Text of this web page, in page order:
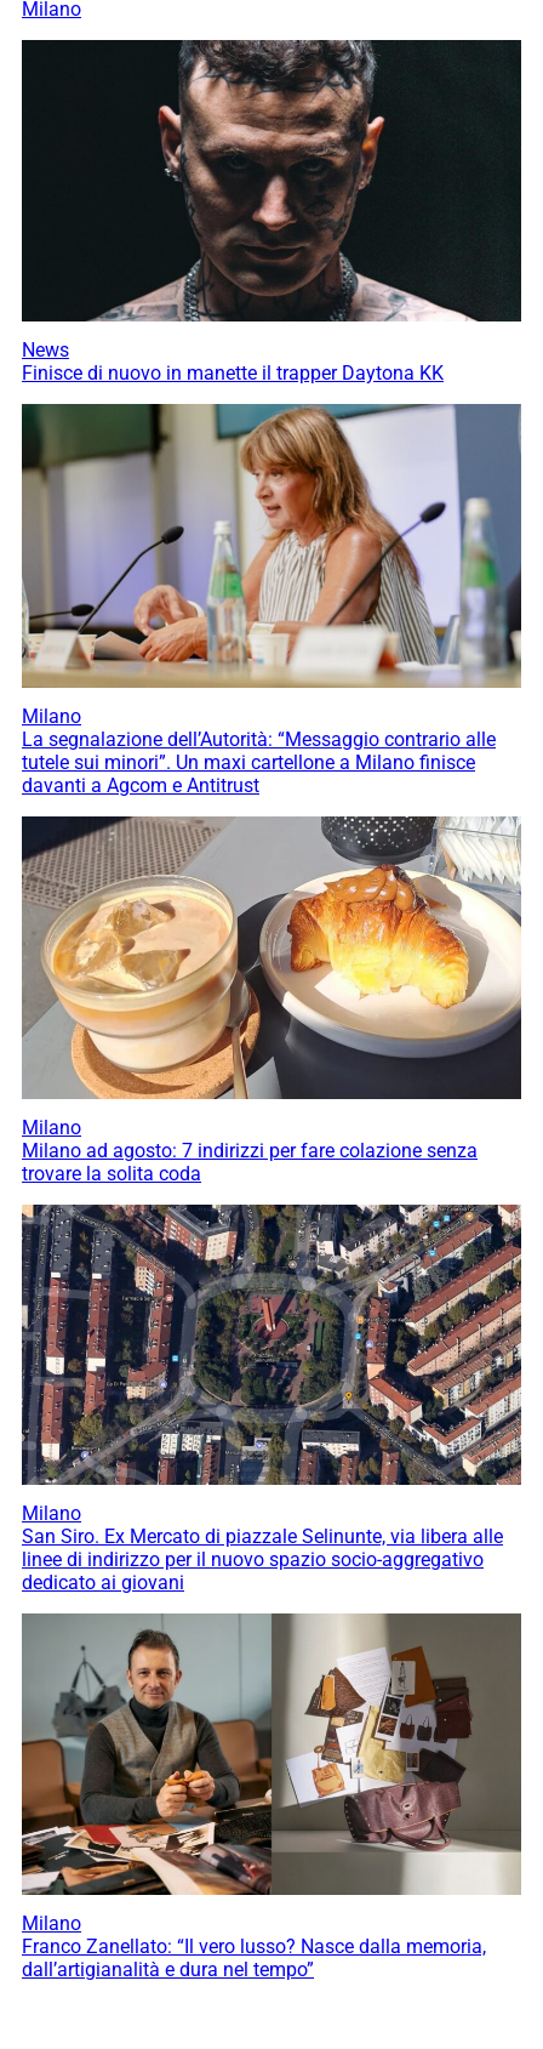
Milano
News
Finisce di nuovo in manette il trapper Daytona KK
Milano
La segnalazione dell’Autorità: “Messaggio contrario alle
tutele sui minori”. Un maxi cartellone a Milano finisce
davanti a Agcom e Antitrust
Milano
Milano ad agosto: 7 indirizzi per fare colazione senza
trovare la solita coda
Milano
San Siro. Ex Mercato di piazzale Selinunte, via libera alle
linee di indirizzo per il nuovo spazio socio-aggregativo
dedicato ai giovani
Milano
Franco Zanellato: “Il vero lusso? Nasce dalla memoria,
dall’artigianalità e dura nel tempo”